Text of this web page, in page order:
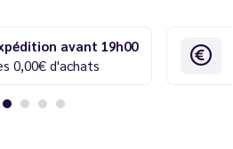
avant 19h00
0,00€ d'achats